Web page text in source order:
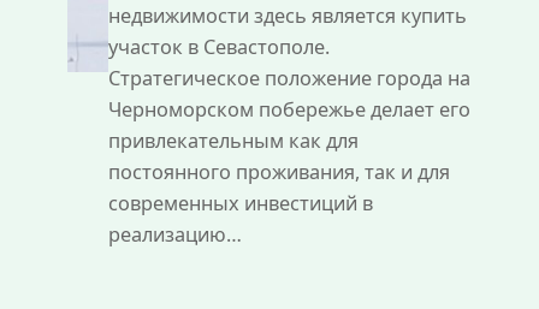
недвижимости здесь является купить
участок в Севастополе.
Стратегическое положение города на
Черноморском побережье делает его
привлекательным как для
постоянного проживания, так и для
современных инвестиций в
реализацию…